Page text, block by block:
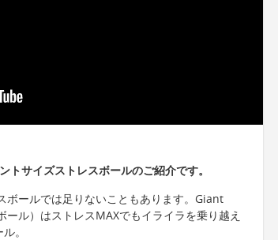
サイズストレスボールのご紹介です。
ボールでは足りないこともあります。Giant
ル）はストレスMAXでもイライラを乗り越え
。